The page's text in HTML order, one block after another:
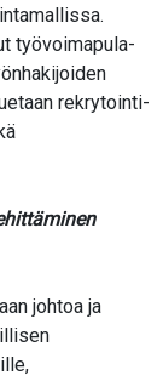
työvoimapula-
rekrytointi-
johtoa ja